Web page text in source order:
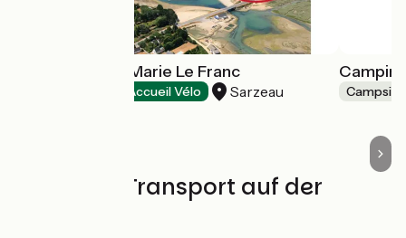
Maison Marine Marie Le Franc
Accueil Vélo Sarzeau
Züge und Transport auf der